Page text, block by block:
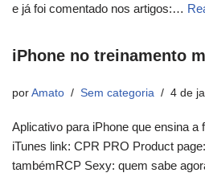
e já foi comentado nos artigos:…
iPhone no treinamento
por Amato Sem categoria 4 de
Aplicativo para iPhone que ensina a
iTunes link: CPR PRO Product
tambémRCP Sexy: quem sabe